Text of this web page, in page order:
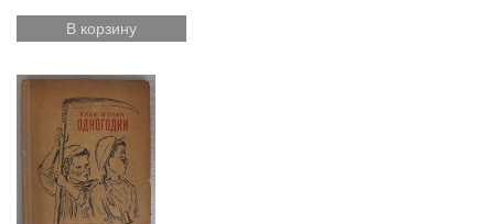
В корзину